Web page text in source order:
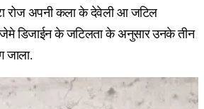
रोज अपनी कला के देवेली आ जटिल
डिजाईन के जटिलता के अनुसार उनके तीन
जाला.